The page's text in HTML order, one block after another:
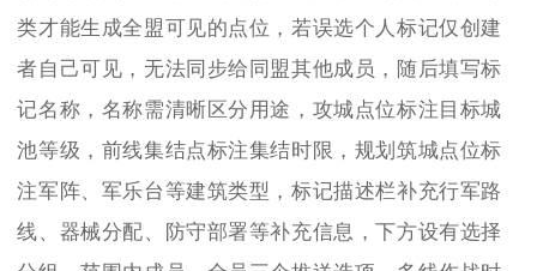
类才能生成全盟可见的点位，若误选个人标记仅创建
者自己可见，无法同步给同盟其他成员，随后填写标
记名称，名称需清晰区分用途，攻城点位标注目标城
池等级，前线集结点标注集结时限，规划筑城点位标
注军阵、军乐台等建筑类型，标记描述栏补充行军路
线、器械分配、防守部署等补充信息，下方设有选择